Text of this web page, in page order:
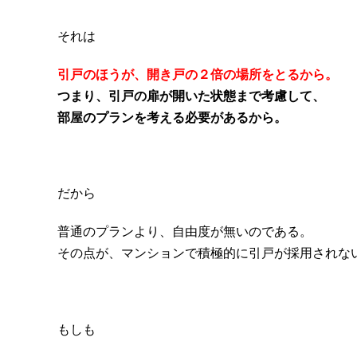
それは
引戸のほうが、開き戸の２倍の場所をとるから。
つまり、引戸の扉が開いた状態まで考慮して、
部屋のプランを考える必要があるから。
だから
普通のプランより、自由度が無いのである。
その点が、マンションで積極的に引戸が採用されな
もしも